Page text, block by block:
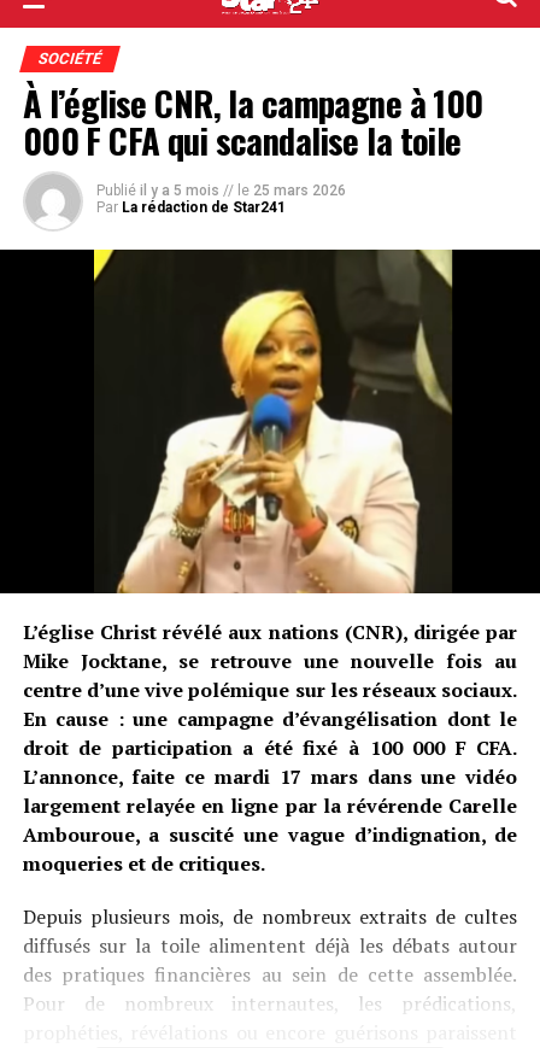
SOCIÉTÉ
À l’église CNR, la campagne à 100
000 F CFA qui scandalise la toile
Publié il y a 5 mois // le 25 mars 2026
Par La rédaction de Star241
L’église Christ révélé aux nations (CNR), dirigée par
Mike Jocktane, se retrouve une nouvelle fois au
centre d’une vive polémique sur les réseaux sociaux.
En cause : une campagne d’évangélisation dont le
droit de participation a été fixé à 100 000 F CFA.
L’annonce, faite ce mardi 17 mars dans une vidéo
largement relayée en ligne par la révérende Carelle
Ambouroue, a suscité une vague d’indignation, de
moqueries et de critiques.
Depuis plusieurs mois, de nombreux extraits de cultes
diffusés sur la toile alimentent déjà les débats autour
des pratiques financières au sein de cette assemblée.
Pour de nombreux internautes, les prédications,